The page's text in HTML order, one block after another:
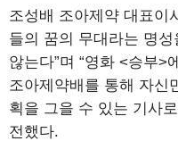
조성배 조아제약 대표이
들의 꿈의 무대라는 명
않는다”며 “영화 <승부>
조아제약배를 통해 자신
획을 그을 수 있는 기사
전했다.